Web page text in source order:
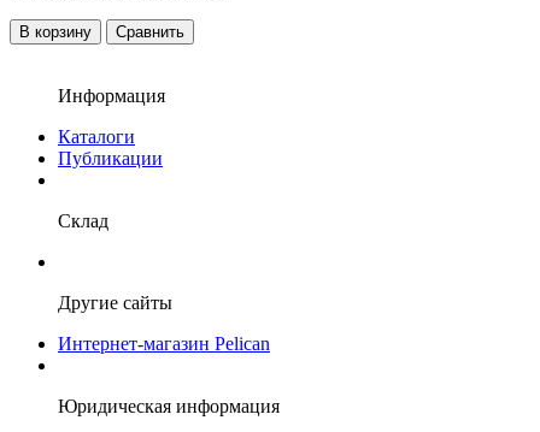
В корзину Сравнить
Информация
Каталоги
Публикации
Склад
Другие сайты
Интернет-магазин Pelican
Юридическая информация